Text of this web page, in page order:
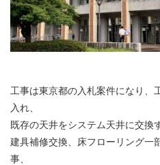
工事は東京都の入札案件になり、
入れ、
既存の天井をシステム天井に交換
建具補修交換、床フローリング一
事、